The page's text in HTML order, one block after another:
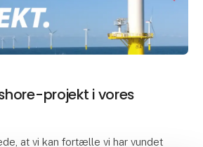
projekt i vores
at vi kan fortælle vi har vundet